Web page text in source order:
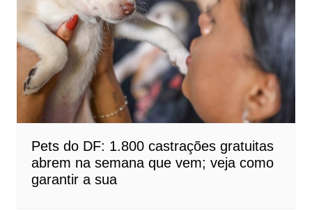
Pets do DF: 1.800 castrações gratuitas
abrem na semana que vem; veja como
garantir a sua